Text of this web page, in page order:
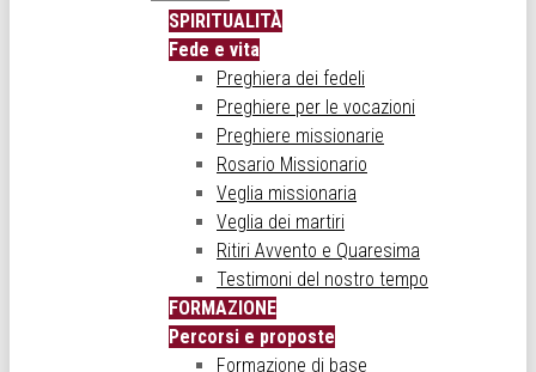
SPIRITUALITÀ
Fede e vita
Preghiera dei fedeli
Preghiere per le vocazioni
Preghiere missionarie
Rosario Missionario
Veglia missionaria
Veglia dei martiri
Ritiri Avvento e Quaresima
Testimoni del nostro tempo
FORMAZIONE
Percorsi e proposte
Formazione di base